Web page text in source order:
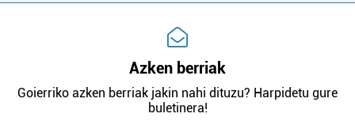
Azken berriak
Goierriko azken berriak jakin nahi dituzu? Harpidetu gure
buletinera!